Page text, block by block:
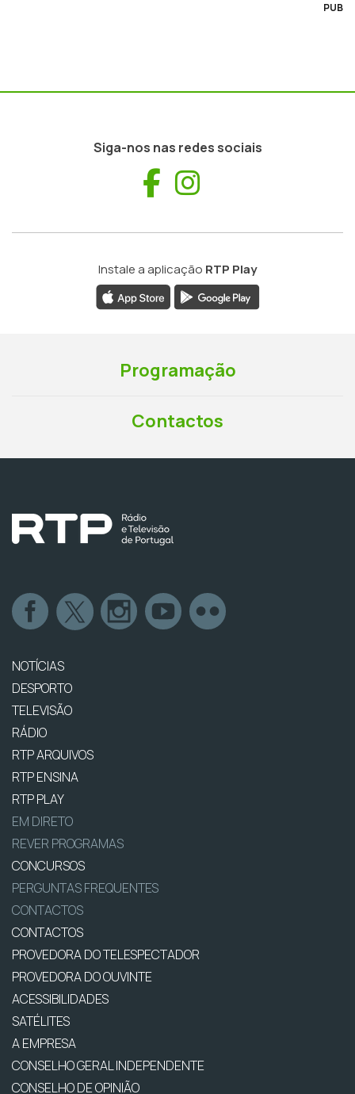
PUB
Siga-nos nas redes sociais
Facebook
Instale a aplicação RTP Play
Programação
Contactos
NOTÍCIAS
DESPORTO
TELEVISÃO
RÁDIO
RTP ARQUIVOS
RTP ENSINA
RTP PLAY
EM DIRETO
REVER PROGRAMAS
CONCURSOS
PERGUNTAS FREQUENTES
CONTACTOS
CONTACTOS
PROVEDORA DO TELESPECTADOR
PROVEDORA DO OUVINTE
ACESSIBILIDADES
SATÉLITES
A EMPRESA
CONSELHO GERAL INDEPENDENTE
CONSELHO DE OPINIÃO